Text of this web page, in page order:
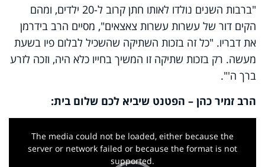
"ברבות השנים נולדו לאותו חתן קרוב ל-20 ילדים, ומהם
הקים דור של עשרות עשרות צאצאים", מסיים הרב בידרמן
את דבריו. "כל זה בזכות השתיקה שהשכיל לבלום פיו בשעת
מעשה. רק בזכות שתיקה זו המשיך בחייו כלא היה, וזכה לזרע
ברך ה'".
הרב זמיר כהן – הפטנט שיביא לכם שלום בית:
This
The media could not be loaded, either because the
server or network failed or because the format is not
supported.